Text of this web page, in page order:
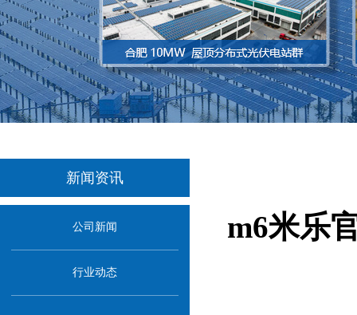
新闻资讯
公司新闻
行业动态
m6米乐